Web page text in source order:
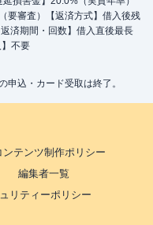
要審査）【返済方式】借入後残
済期間・回数】借入直後最長
不要
込・カード受取は終了。
ンテンツ制作ポリシー
編集者一覧
リティーポリシー